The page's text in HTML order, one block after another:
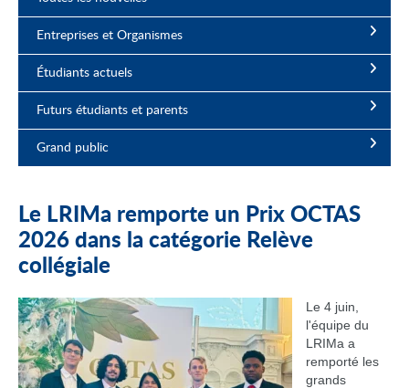
Entreprises et Organismes
Étudiants actuels
Futurs étudiants et parents
Grand public
Le LRIMa remporte un Prix OCTAS
2026 dans la catégorie Relève
collégiale
Le 4 juin,
l'équipe du
LRIMa a
remporté les
grands